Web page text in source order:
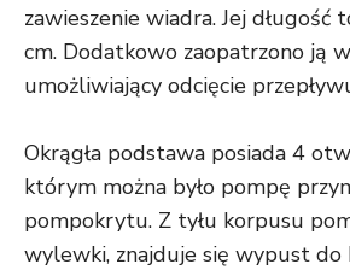
zawieszenie wiadra. Jej długość
cm. Dodatkowo zaopatrzono ją
umożliwiający odcięcie
Okrągła podstawa posiada 4
którym można było pompę
pompokrytu. Z tyłu korpusu
wylewki, znajduje się wypust do